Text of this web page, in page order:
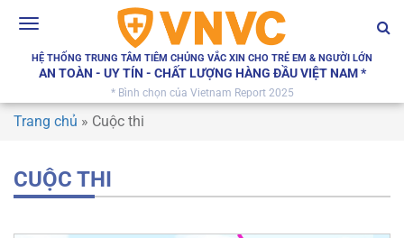
Toggle
HỆ THỐNG TRUNG TÂM TIÊM CHỦNG VẮC XIN CHO TRẺ EM & NGƯỜI LỚN
AN TOÀN - UY TÍN - CHẤT LƯỢNG HÀNG ĐẦU VIỆT NAM *
* Bình chọn của Vietnam Report 2025
Trang chủ » Cuộc thi
CUỘC THI